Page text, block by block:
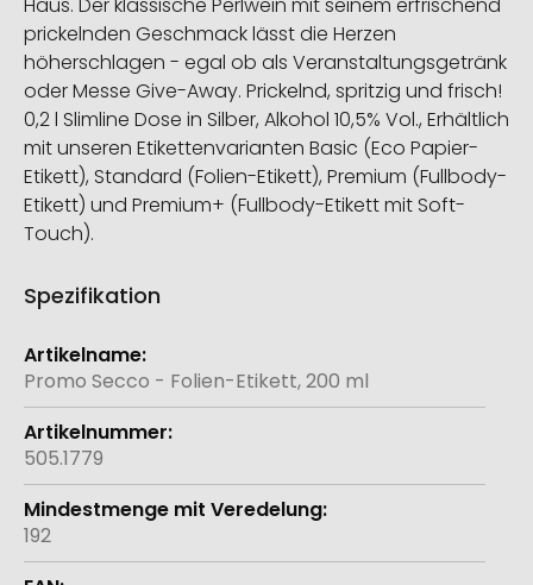
Haus. Der klassische Perlwein mit seinem erfrischend
prickelnden Geschmack lässt die Herzen
höherschlagen - egal ob als Veranstaltungsgetränk
oder Messe Give-Away. Prickelnd, spritzig und frisch!
0,2 l Slimline Dose in Silber, Alkohol 10,5% Vol., Erhältlich
mit unseren Etikettenvarianten Basic (Eco Papier-
Etikett), Standard (Folien-Etikett), Premium (Fullbody-
Etikett) und Premium+ (Fullbody-Etikett mit Soft-
Touch).
Spezifikation
Weitere
Informationen
Promo Secco - Folien-Etikett, 200 ml
505.1779
192